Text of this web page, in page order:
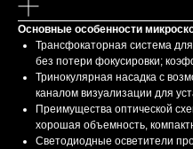
Основные особенности
Трансфокаторная система
без потери фокусировки;
Тринокулярная насадка с
каналом визуализации для
Преимущества оптической
хорошая объемность,
Светодиодные осветители